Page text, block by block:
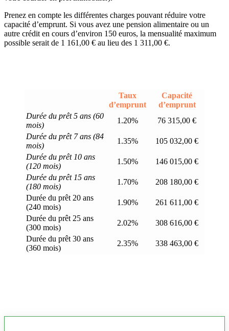
Prenez en compte les différentes charges pouvant réduire votre
capacité d’emprunt. Si vous avez une pension alimentaire ou un
autre crédit en cours d’environ 150 euros, la mensualité maximum
possible serait de 1 161,00 € au lieu des 1 311,00 €.
Taux
d’emprunt
Capacité
d’emprunt
Durée du prêt 5 ans (60
mois)
1.20%
76 315,00 €
Durée du prêt 7 ans (84
mois)
1.35%
105 032,00 €
Durée du prêt 10 ans
(120 mois)
1.50%
146 015,00 €
Durée du prêt 15 ans
(180 mois)
1.70%
208 180,00 €
Durée du prêt 20 ans
(240 mois)
1.90%
261 611,00 €
Durée du prêt 25 ans
(300 mois)
2.02%
308 616,00 €
Durée du prêt 30 ans
(360 mois)
2.35% 338 463,00 €